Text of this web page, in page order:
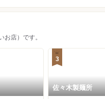
お店）です。
3
佐々木製麺所